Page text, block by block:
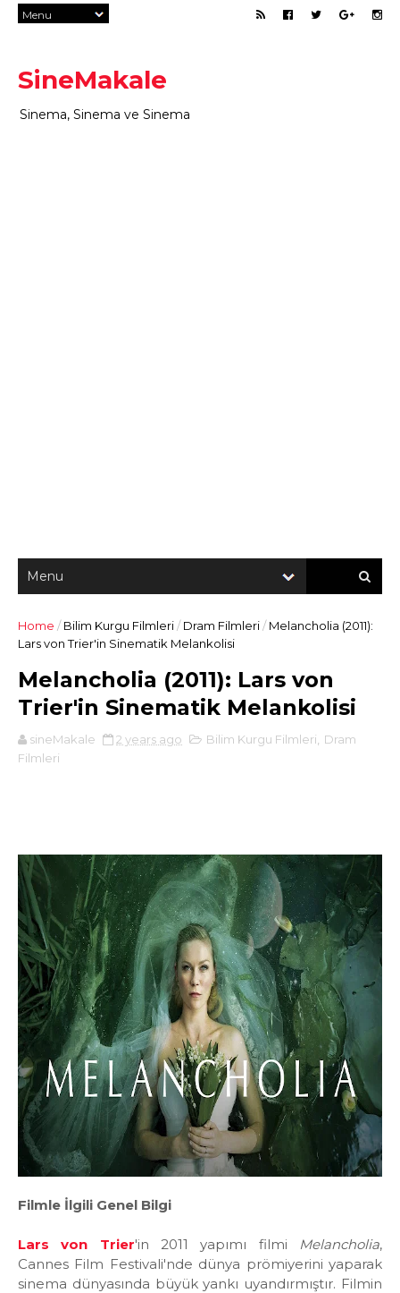
SineMakale
Sinema, Sinema ve Sinema
Home / Bilim Kurgu Filmleri/ Dram Filmleri/ Melancholia (2011):
Lars von Trier'in Sinematik Melankolisi
Melancholia (2011): Lars von
Trier'in Sinematik Melankolisi
sineMakale 2 years ago Bilim Kurgu Filmleri
Dram
Filmleri
Filmle İlgili Genel Bilgi
Lars von Trier'in 2011 yapımı filmi Melancholia,
Cannes Film Festivali'nde dünya prömiyerini yaparak
sinema dünyasında büyük yankı uyandırmıştır. Filmin